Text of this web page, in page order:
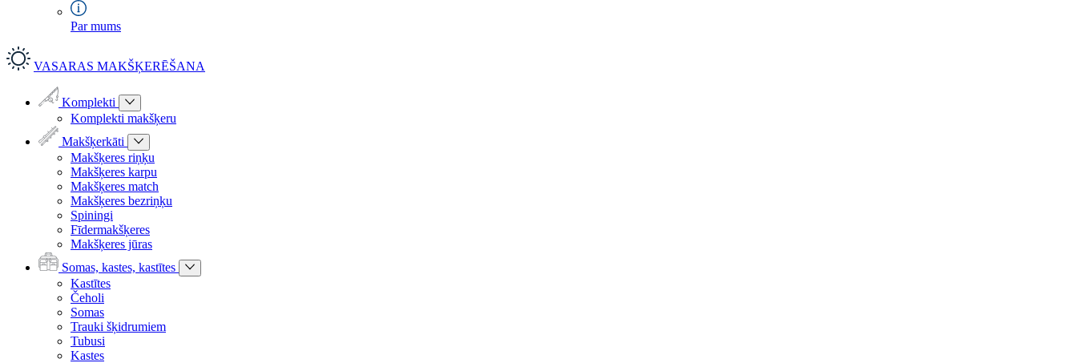
Par mums
VASARAS MAKŠĶERĒŠANA
Komplekti
Komplekti makšķeru
Makšķerkāti
Makšķeres riņķu
Makšķeres karpu
Makšķeres match
Makšķeres bezriņķu
Spiningi
Fīdermakšķeres
Makšķeres jūras
Somas, kastes, kastītes
Kastītes
Čeholi
Somas
Trauki šķidrumiem
Tubusi
Kastes